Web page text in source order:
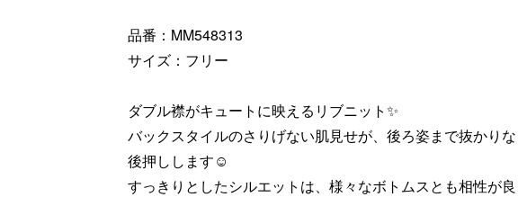
品番：MM548313
サイズ：フリー
ダブル襟がキュートに映えるリブニット✨
バックスタイルのさりげない肌見せが、後ろ姿まで抜かり
後押しします☺️
すっきりとしたシルエットは、様々なボトムスとも相性が